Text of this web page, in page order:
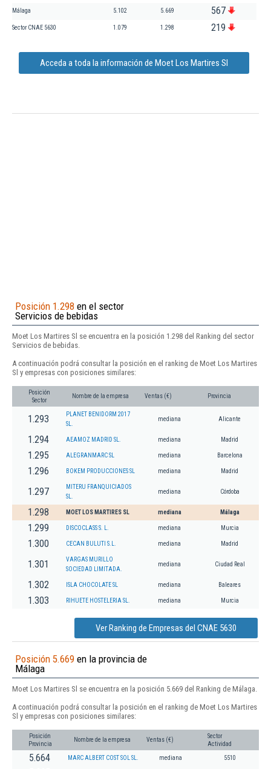
Málaga 5.102 5.669 567
Sector CNAE 5630 1.079 1.298 219
Acceda a toda la información de Moet Los Martires Sl
Posición 1.298 en el sector
Servicios de bebidas
Moet Los Martires Sl se encuentra en la posición 1.298 del Ranking del sector
Servicios de bebidas.
A continuación podrá consultar la posición en el ranking de Moet Los Martires
Sl y empresas con posiciones similares:
Posición
Sector
Nombre de la empresa Ventas (€) Provincia
1.293
PLANET BENIDORM 2017
SL.
mediana Alicante
1.294 AEAMOZ MADRID SL. mediana Madrid
1.295 ALEGRANMARC SL mediana Barcelona
1.296 BOKEM PRODUCCIONES SL mediana Madrid
1.297
MITERU FRANQUICIADOS
SL.
mediana Córdoba
1.298 MOET LOS MARTIRES SL mediana Málaga
1.299 DISCOCLASS S. L. mediana Murcia
1.300 CECAN BULUTI S.L. mediana Madrid
1.301
VARGAS MURILLO
SOCIEDAD LIMITADA.
mediana Ciudad Real
1.302 ISLA CHOCOLATE SL mediana Baleares
1.303 RIHUETE HOSTELERIA SL. mediana Murcia
Ver Ranking de Empresas del CNAE 5630
Posición 5.669 en la provincia de
Málaga
Moet Los Martires Sl se encuentra en la posición 5.669 del Ranking de Málaga.
A continuación podrá consultar la posición en el ranking de Moet Los Martires
Sl y empresas con posiciones similares:
Posición
Provincia
Nombre de la empresa Ventas (€)
Sector
Actividad
5.664 MARC ALBERT COST SOL SL. mediana 5510